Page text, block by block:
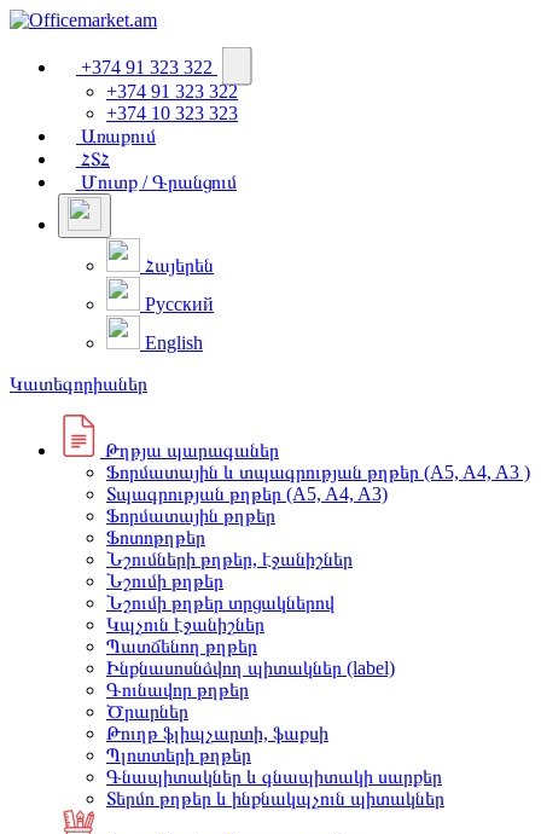
+374 91 323 322
+374 91 323 322
+374 10 323 323
Առաքում
ՀՏՀ
Մուտք / Գրանցում
Հայերեն
Русский
English
Կատեգորիաներ
Թղթյա պարագաներ
Ֆորմատային և տպագրության թղթեր (A5, A4, A3 )
Տպագրության թղթեր (A5, A4, A3)
Ֆորմատային թղթեր
Ֆոտոթղթեր
Նշումների թղթեր, էջանիշներ
Նշումի թղթեր
Նշումի թղթեր տրցակներով
Կպչուն էջանիշներ
Պատճենող թղթեր
Ինքնասոսնձվող պիտակներ (label)
Գունավոր թղթեր
Ծրարներ
Թուղթ ֆլիպչարտի, ֆաքսի
Պլոտտերի թղթեր
Գնապիտակներ և գնապիտակի սարքեր
Տերմո թղթեր և ինքնակպչուն պիտակներ